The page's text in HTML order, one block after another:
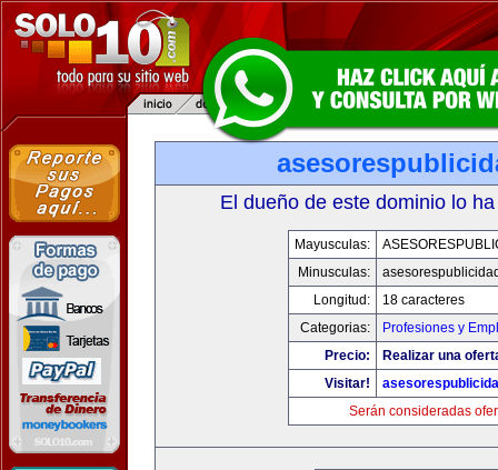
El dueño de este dominio lo
Mayusculas:
Minusculas:
Longitud:
18 caracteres
Categorias:
Profesiones y
Precio:
Realizar una
Visitar!
Serán consideradas